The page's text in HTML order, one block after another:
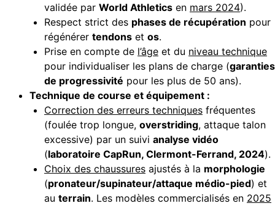
validée par World Athletics en mars 2024).
Respect strict des phases de récupération pour
régénérer tendons et os.
Prise en compte de l’âge et du niveau technique
pour individualiser les plans de charge (garanties
de progressivité pour les plus de 50 ans).
Technique de course et équipement :
Correction des erreurs techniques fréquentes
(foulée trop longue, overstriding, attaque talon
excessive) par un suivi analyse vidéo
(laboratoire CapRun, Clermont-Ferrand, 2024).
Choix des chaussures ajustés à la morphologie
(pronateur/supinateur/attaque médio-pied) et
au terrain. Les modèles commercialisés en 2025